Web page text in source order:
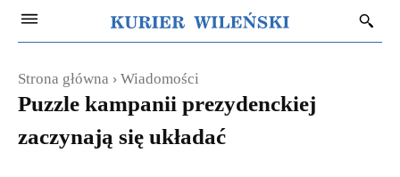
Strona główna Wiadomości
Puzzle kampanii prezydenckiej
zaczynają się układać